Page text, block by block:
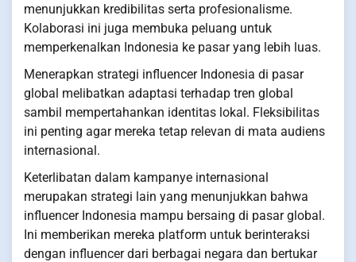
menunjukkan kredibilitas serta profesionalisme.
Kolaborasi ini juga membuka peluang untuk
memperkenalkan Indonesia ke pasar yang lebih luas.
Menerapkan strategi influencer Indonesia di pasar
global melibatkan adaptasi terhadap tren global
sambil mempertahankan identitas lokal. Fleksibilitas
ini penting agar mereka tetap relevan di mata audiens
internasional.
Keterlibatan dalam kampanye internasional
merupakan strategi lain yang menunjukkan bahwa
influencer Indonesia mampu bersaing di pasar global.
Ini memberikan mereka platform untuk berinteraksi
dengan influencer dari berbagai negara dan bertukar